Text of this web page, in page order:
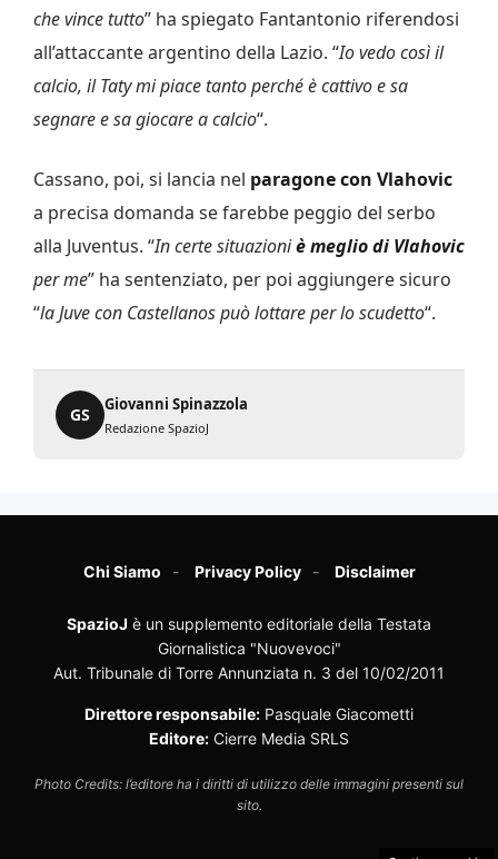
che vince tutto” ha spiegato Fantantonio riferendosi
all’attaccante argentino della Lazio. “Io vedo così il
calcio, il Taty mi piace tanto perché è cattivo e sa
segnare e sa giocare a calcio“.
Cassano, poi, si lancia nel paragone con Vlahovic
a precisa domanda se farebbe peggio del serbo
alla Juventus. “In certe situazioniè meglio di Vlahovic
per me” ha sentenziato, per poi aggiungere sicuro
“la Juve con Castellanos può lottare per lo scudetto“.
GS
Giovanni Spinazzola
Redazione SpazioJ
Chi Siamo Privacy Policy Disclaimer
SpazioJ è un supplemento editoriale della Testata
Giornalistica "Nuovevoci"
Aut. Tribunale di Torre Annunziata n. 3 del 10/02/2011
Direttore responsabile: Pasquale Giacometti
Editore: Cierre Media SRLS
Photo Credits: l’editore ha i diritti di utilizzo delle immagini presenti sul
sito.